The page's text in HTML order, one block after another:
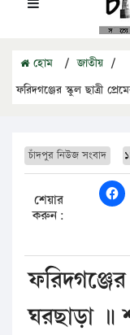
হোম / জাতীয় /
ফরিদগঞ্জের স্কুল ছাত্রী
চাঁদপুর নিউজ সংবাদ
শেয়ার
করুন:
ফরিদগঞ্জের
ঘরছাড়া ॥